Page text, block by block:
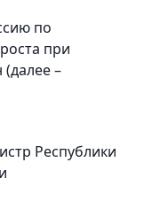
по
при
(далее –
Республики